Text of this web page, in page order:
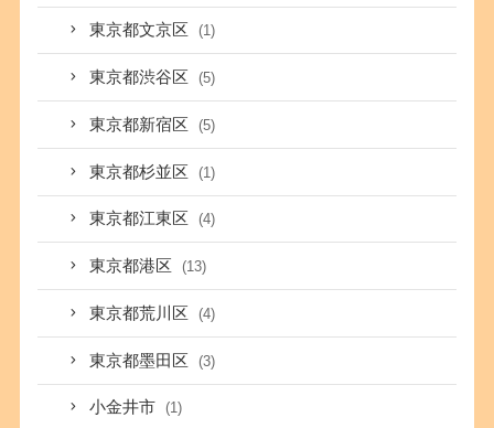
東京都文京区 (1)
東京都渋谷区 (5)
東京都新宿区 (5)
東京都杉並区 (1)
東京都江東区 (4)
東京都港区 (13)
東京都荒川区 (4)
東京都墨田区 (3)
小金井市 (1)